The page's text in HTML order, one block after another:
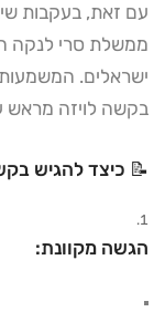
עם זאת, בעקבות
ממשלת סרי לנקה
ישראלים.
בקשה לויזה מראש
📝 כיצד להגיש
הגשה מקוונת: